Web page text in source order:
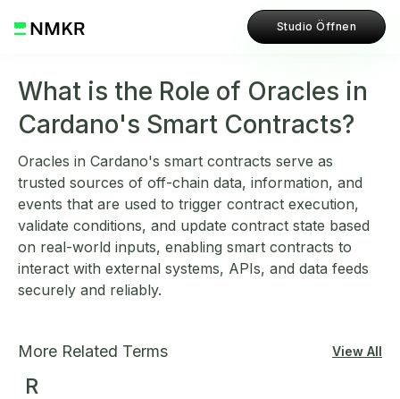
Studio Öffnen
What is the Role of Oracles in
Cardano's Smart Contracts?
Oracles in Cardano's smart contracts serve as
trusted sources of off-chain data, information, and
events that are used to trigger contract execution,
validate conditions, and update contract state based
on real-world inputs, enabling smart contracts to
interact with external systems, APIs, and data feeds
securely and reliably.
More Related Terms View All
R